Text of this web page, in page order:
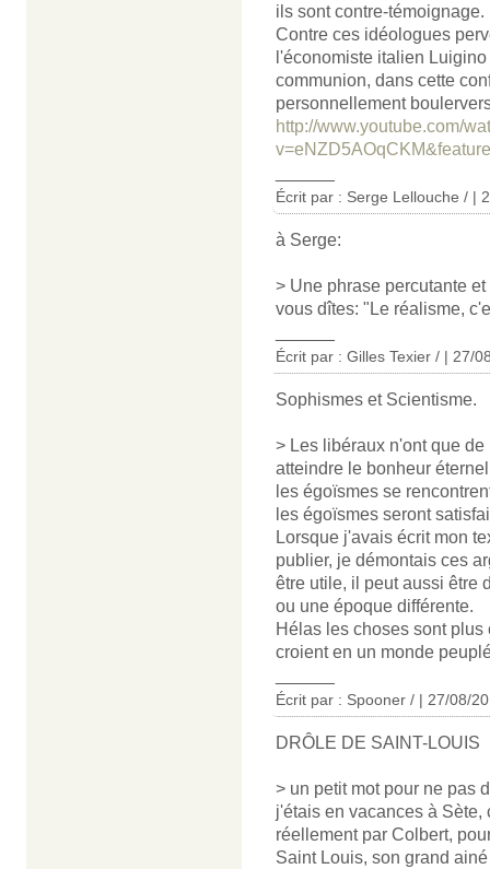
ils sont contre-témoignage.
Contre ces idéologues
l'économiste italien
communion, dans cette
personnellement
http://www.youtube.com/
Écrit par : Serge Lellouche / |
à Serge:
> Une phrase percutante
vous dîtes: "Le réalisme,
Écrit par : Gilles Texier / | 27/
Sophismes et Scientisme.
> Les libéraux n'ont que
atteindre le bonheur
les égoïsmes se
les égoïsmes seront
Lorsque j'avais écrit mon
publier, je démontais ces
être utile, il peut aussi être
ou une époque différente.
Hélas les choses sont
croient en un monde
Écrit par : Spooner / | 27/08/
DRÔLE DE SAINT-LOUIS
> un petit mot pour ne pas
j'étais en vacances à
réellement par Colbert,
Saint Louis, son grand